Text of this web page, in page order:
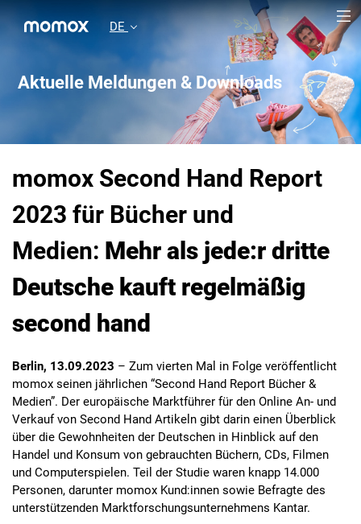
DE
Aktuelle Meldungen & Downloads
momox Second Hand Report
2023 für Bücher und
Medien: Mehr als jede:r dritte
Deutsche kauft regelmäßig
second hand
Berlin, 13.09.2023 – Zum vierten Mal in Folge veröffentlicht
momox seinen jährlichen “Second Hand Report Bücher &
Medien”. Der europäische Marktführer für den Online An- und
Verkauf von Second Hand Artikeln gibt darin einen Überblick
über die Gewohnheiten der Deutschen in Hinblick auf den
Handel und Konsum von gebrauchten Büchern, CDs, Filmen
und Computerspielen. Teil der Studie waren knapp 14.000
Personen, darunter momox Kund:innen sowie Befragte des
unterstützenden Marktforschungsunternehmens Kantar.